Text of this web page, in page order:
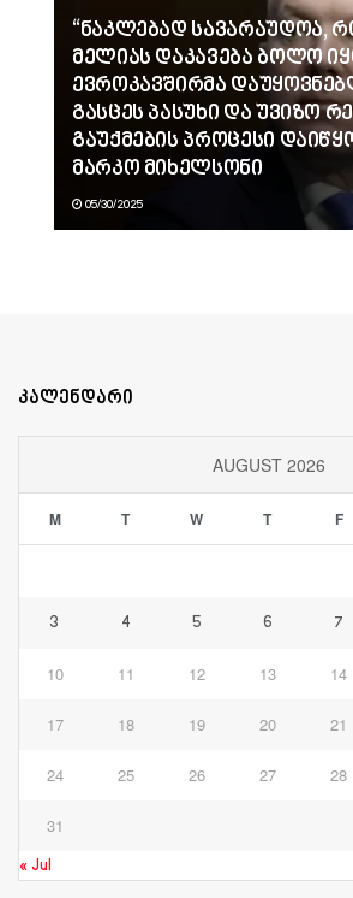
“ნაკლებად სავარაუდოა,
მელიას დაკავება ბოლო
ევროკავშირმა
გასცეს პასუხი და უვიზო
გაუქმების პროცესი
მარკო მიხელსონი
05/30/2025
კალენდარი
AUGUST 2026
M T W T F
3 4 5 6 7
10 11 12 13 14
17 18 19 20 21
24 25 26 27 28
31
« Jul